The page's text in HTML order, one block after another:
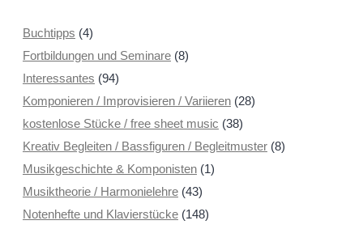
Buchtipps (4)
Fortbildungen und Seminare(8)
Interessantes (94)
Komponieren / Improvisieren / Variieren(28)
kostenlose Stücke / free sheet music (38)
Kreativ Begleiten / Bassfiguren / Begleitmuster(8)
Musikgeschichte & Komponisten(1)
Musiktheorie / Harmonielehre(43)
Notenhefte und Klavierstücke(148)